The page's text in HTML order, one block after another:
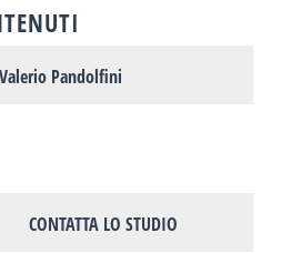
Pandolfini
CONTATTA LO STUDIO